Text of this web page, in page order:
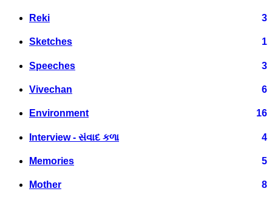
Reki 3
Sketches 1
Speeches 3
Vivechan 6
Environment 16
Interview - સંવાદ કળા 4
Memories 5
Mother 8